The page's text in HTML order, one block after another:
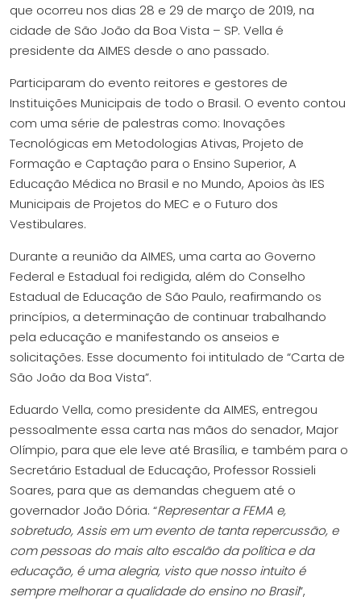
que ocorreu nos dias 28 e 29 de março de 2019, na
cidade de São João da Boa Vista – SP. Vella é
presidente da AIMES desde o ano passado.
Participaram do evento reitores e gestores de
Instituições Municipais de todo o Brasil. O evento contou
com uma série de palestras como: Inovações
Tecnológicas em Metodologias Ativas, Projeto de
Formação e Captação para o Ensino Superior, A
Educação Médica no Brasil e no Mundo, Apoios às IES
Municipais de Projetos do MEC e o Futuro dos
Vestibulares.
Durante a reunião da AIMES, uma carta ao Governo
Federal e Estadual foi redigida, além do Conselho
Estadual de Educação de São Paulo, reafirmando os
princípios, a determinação de continuar trabalhando
pela educação e manifestando os anseios e
solicitações. Esse documento foi intitulado de “Carta de
São João da Boa Vista”.
Eduardo Vella, como presidente da AIMES, entregou
pessoalmente essa carta nas mãos do senador, Major
Olímpio, para que ele leve até Brasília, e também para o
Secretário Estadual de Educação, Professor Rossieli
Soares, para que as demandas cheguem até o
governador João Dória. “Representar a FEMA e,
sobretudo, Assis em um evento de tanta repercussão, e
com pessoas do mais alto escalão da política e da
educação, é uma alegria, visto que nosso intuito é
sempre melhorar a qualidade do ensino no Brasil”,